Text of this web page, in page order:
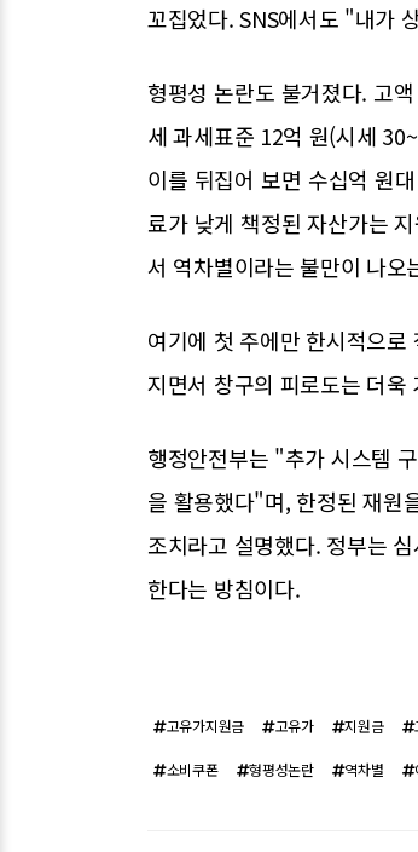
꼬집었다. SNS에서도 "내가
형평성 논란도 불거졌다. 고
세 과세표준 12억 원(시세
이를 뒤집어 보면 수십억 원
료가 낮게 책정된 자산가는
서 역차별이라는 불만이 나오
여기에 첫 주에만 한시적으
지면서 창구의 피로도는 더욱
행정안전부는 "추가 시스템
을 활용했다"며, 한정된 재원
조치라고 설명했다. 정부는
한다는 방침이다.
고유가지원금 고유가 지원금
소비쿠폰 형평성논란 역차별